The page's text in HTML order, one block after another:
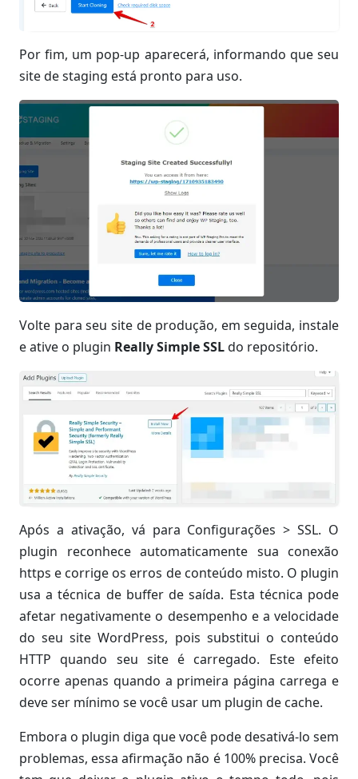
Por fim, um pop-up aparecerá, informando que seu
site de staging está pronto para uso.
Volte para seu site de produção, em seguida, instale
e ative o plugin Really Simple SSLdo repositório.
Após a ativação, vá para Configurações > SSL. O
plugin reconhece automaticamente sua conexão
https e corrige os erros de conteúdo misto. O plugin
usa a técnica de buffer de saída. Esta técnica pode
afetar negativamente o desempenho e a velocidade
do seu site WordPress, pois substitui o conteúdo
HTTP quando seu site é carregado. Este efeito
ocorre apenas quando a primeira página carrega e
deve ser mínimo se você usar um plugin de cache.
Embora o plugin diga que você pode desativá-lo sem
problemas, essa afirmação não é 100% precisa. Você